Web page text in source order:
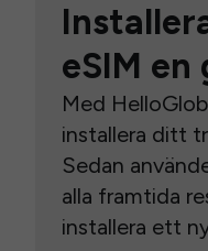
eSIM en
Med
installera ditt
Sedan
alla framtida
installera ett